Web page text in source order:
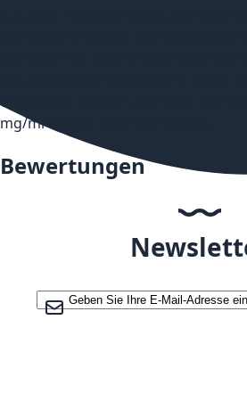
verdampft werden und ist in den
mg/ml und 20 mg/ml erhältlich.
Bewertungen
Melden Sie sich für unseren